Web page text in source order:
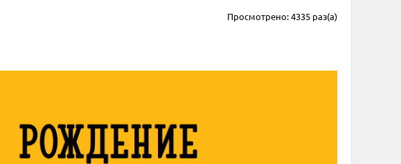
Просмотрено: 4335 раз(а)